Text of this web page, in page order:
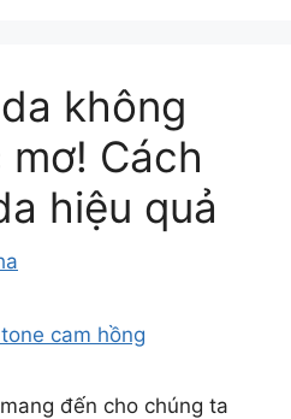
không
Cách
hiệu quả
đến cho chúng ta